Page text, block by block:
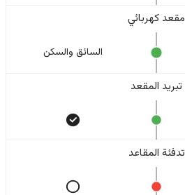
مقعد كهربائي
السائق والسکن
تبريد المقعد
تدفئة المقاعد